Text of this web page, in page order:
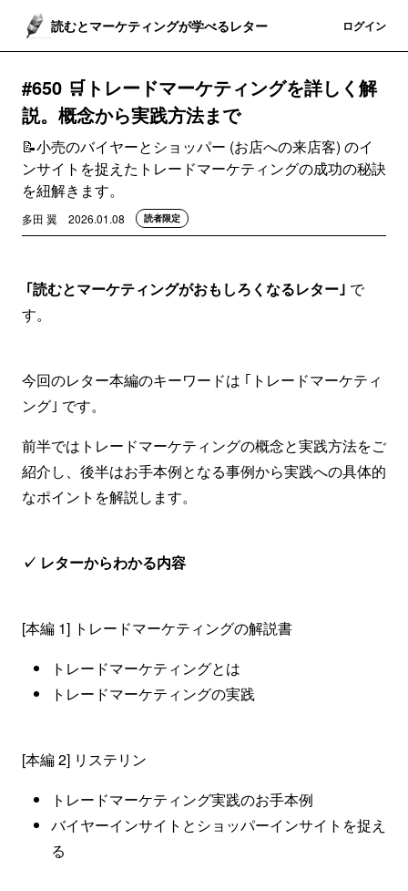
読むとマーケティングが学べるレター ログイン
#650 🛒トレードマーケティングを詳しく解
説。概念から実践方法まで
📝小売のバイヤーとショッパー (お店への来店客) のイ
ンサイトを捉えたトレードマーケティングの成功の秘訣
を紐解きます。
多田 翼 2026.01.08 読者限定
｢読むとマーケティングがおもしろくなるレター｣ で
す。
今回のレター本編のキーワードは ｢トレードマーケティ
ング｣ です。
前半ではトレードマーケティングの概念と実践方法をご
紹介し、後半はお手本例となる事例から実践への具体的
なポイントを解説します。
✓ レターからわかる内容
[本編 1] トレードマーケティングの解説書
トレードマーケティングとは
トレードマーケティングの実践
[本編 2] リステリン
トレードマーケティング実践のお手本例
バイヤーインサイトとショッパーインサイトを捉え
る